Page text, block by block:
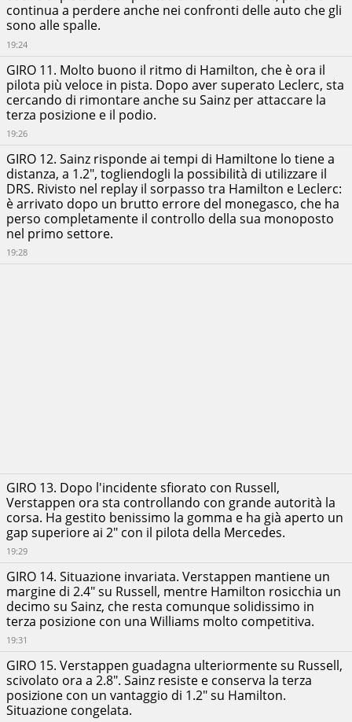
GIRO 15. Verstappen guadagna ulteriormente su Russell,
scivolato ora a 2.8". Sainz resiste e conserva la terza
posizione con un vantaggio di 1.2" su Hamilton.
Situazione congelata.
GIRO 14. Situazione invariata. Verstappen mantiene un
margine di 2.4" su Russell, mentre Hamilton rosicchia un
decimo su Sainz, che resta comunque solidissimo in
terza posizione con una Williams molto competitiva.
19:31
GIRO 13. Dopo l'incidente sfiorato con Russell,
Verstappen ora sta controllando con grande autorità la
corsa. Ha gestito benissimo la gomma e ha già aperto un
gap superiore ai 2" con il pilota della Mercedes.
19:29
GIRO 12. Sainz risponde ai tempi di Hamiltone lo tiene a
distanza, a 1.2", togliendogli la possibilità di utilizzare il
DRS. Rivisto nel replay il sorpasso tra Hamilton e Leclerc:
è arrivato dopo un brutto errore del monegasco, che ha
perso completamente il controllo della sua monoposto
nel primo settore.
19:28
GIRO 11. Molto buono il ritmo di Hamilton, che è ora il
pilota più veloce in pista. Dopo aver superato Leclerc, sta
cercando di rimontare anche su Sainz per attaccare la
terza posizione e il podio.
19:26
continua a perdere anche nei confronti delle auto che gli
sono alle spalle.
19:24